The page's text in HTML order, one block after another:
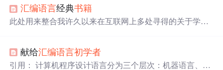
汇编语言经典书籍
此处用来整合我许久以来在互联网上多处寻得的关于学习
位入门经典书籍王爽汇编语言
建议：如果你真的想学汇编，这本书就必须完成其中的各
献给汇编语言初学者
引用： 计算机程序设计语言分为三个层次：机器语言、
汇